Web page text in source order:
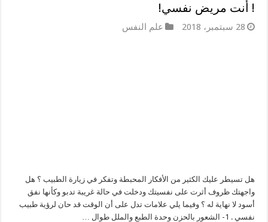
! أنت مريض نفسي!
28 سبتمبر، 2018 علم النفس
هل تسيطر عليك الكثير من الأفكار المحبطة وتفكر في زيارة الطبيب ؟ هل
واجهتك ظروف أثرت على نفسيتك ودخلت في حالة غريبة تدبو وكأنها نفق
أسود لا نهاية له ؟ وفيما يلي علامات تدل على أن الوقت قد حان لرؤية طبيب
نفسي . 1- الشعور بالحزن وحدة الطبع والملل طوال …